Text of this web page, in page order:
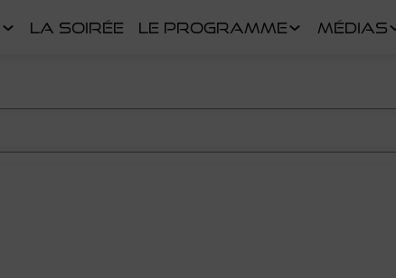
LA SOIRÉE LE PROGRAMME MÉDIAS